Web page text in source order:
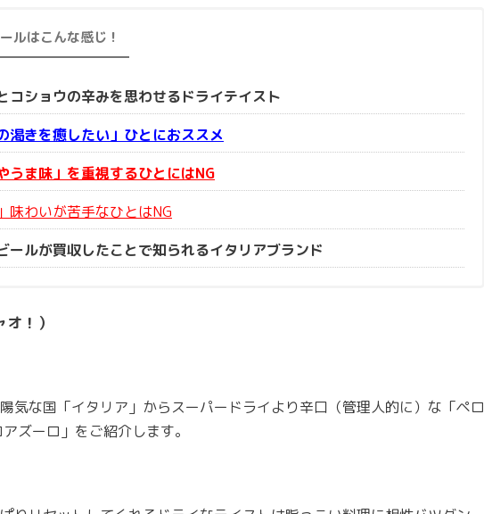
ルはこんな感じ！
コショウの辛みを思わせるドライテイスト
渇きを癒したい」 ひとにおススメ
うま味」を重視するひとにはNG
味わいが苦手なひとはNG
ールが買収したことで知られるイタリアブランド
！）
気な国「イタリア」からスーパードライより辛口（管理人的に）な「ペロ
ズーロ」をご紹介します。